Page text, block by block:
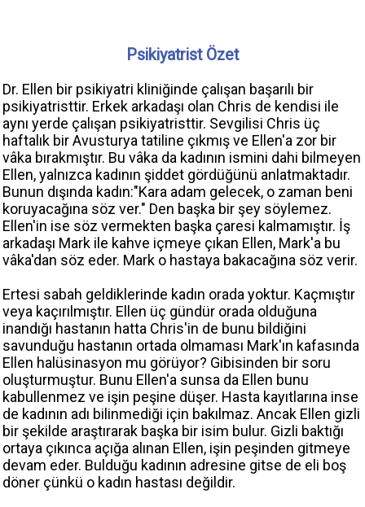
Psikiyatrist Özet
Dr. Ellen bir psikiyatri kliniğinde çalışan başarılı bir
psikiyatristtir. Erkek arkadaşı olan Chris de kendisi ile
aynı yerde çalışan psikiyatristtir. Sevgilisi Chris üç
haftalık bir Avusturya tatiline çıkmış ve Ellen'a zor bir
vâka bırakmıştır. Bu vâka da kadının ismini dahi bilmeyen
Ellen, yalnızca kadının şiddet gördüğünü anlatmaktadır.
Bunun dışında kadın:"Kara adam gelecek, o zaman beni
koruyacağına söz ver." Den başka bir şey söylemez.
Ellen'in ise söz vermekten başka çaresi kalmamıştır. İş
arkadaşı Mark ile kahve içmeye çıkan Ellen, Mark'a bu
vâka'dan söz eder. Mark o hastaya bakacağına söz verir.
Ertesi sabah geldiklerinde kadın orada yoktur. Kaçmıştır
veya kaçırılmıştır. Ellen üç gündür orada olduğuna
inandığı hastanın hatta Chris'in de bunu bildiğini
savunduğu hastanın ortada olmaması Mark'ın kafasında
Ellen halüsinasyon mu görüyor? Gibisinden bir soru
oluşturmuştur. Bunu Ellen'a sunsa da Ellen bunu
kabullenmez ve işin peşine düşer. Hasta kayıtlarına inse
de kadının adı bilinmediği için bakılmaz. Ancak Ellen gizli
bir şekilde araştırarak başka bir isim bulur. Gizli baktığı
ortaya çıkınca açığa alınan Ellen, işin peşinden gitmeye
devam eder. Bulduğu kadının adresine gitse de eli boş
döner çünkü o kadın hastası değildir.